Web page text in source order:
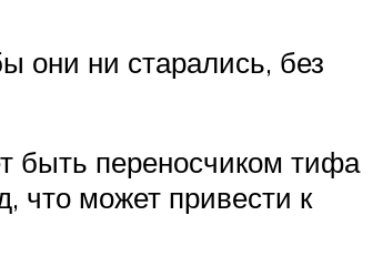
они ни старались, без
быть переносчиком тифа
что может привести к